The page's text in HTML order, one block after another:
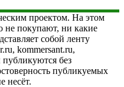
проектом. На этом
не покупают, ни какие
собой ленту
kommersant.ru,
без
публикуемых
несёт.